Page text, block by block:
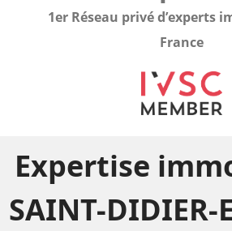
1er Réseau privé d’experts
France
Expertise
SAINT-DIDIER-